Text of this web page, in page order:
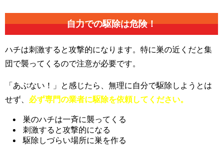
自力での駆除は危険！
ハチは刺激すると攻撃的になります。特に巣の近くだと集
団で襲ってくるので注意が必要です。
「あぶない！」と感じたら、無理に自分で駆除しようとは
せず、 必ず専門の業者に駆除を依頼してください。
巣のハチは一斉に襲ってくる
刺激すると攻撃的になる
駆除しづらい場所に巣を作る